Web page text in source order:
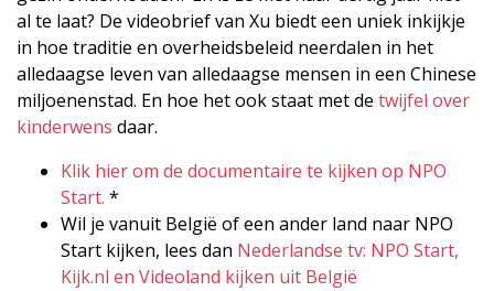
al te laat? De videobrief van Xu biedt een uniek inkijkje
in hoe traditie en overheidsbeleid neerdalen in het
alledaagse leven van alledaagse mensen in een Chinese
miljoenenstad. En hoe het ook staat met de twijfel over
kinderwens daar.
Klik hier om de documentaire te kijken op NPO
Start. *
Wil je vanuit België of een ander land naar NPO
Start kijken, lees dan Nederlandse tv: NPO Start,
Kijk.nl en Videoland kijken uit België